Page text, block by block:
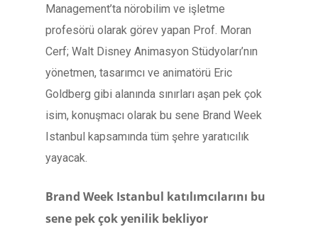
Management’ta nörobilim ve işletme
profesörü olarak görev yapan Prof. Moran
Cerf; Walt Disney Animasyon Stüdyoları’nın
yönetmen, tasarımcı ve animatörü Eric
Goldberg gibi alanında sınırları aşan pek çok
isim, konuşmacı olarak bu sene Brand Week
Istanbul kapsamında tüm şehre yaratıcılık
yayacak.
Brand Week Istanbul katılımcılarını bu
sene pek çok yenilik bekliyor